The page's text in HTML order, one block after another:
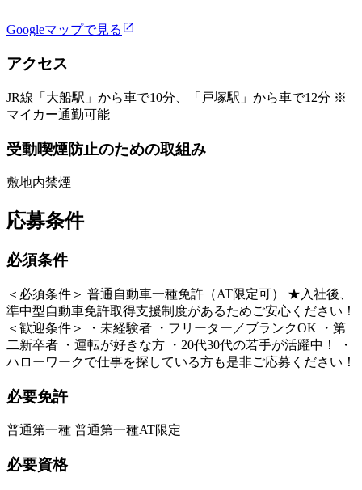
Googleマップで見る
アクセス
JR線「大船駅」から車で10分、「戸塚駅」から車で12分 ※
マイカー通勤可能
受動喫煙防止のための取組み
敷地内禁煙
応募条件
必須条件
＜必須条件＞ 普通自動車一種免許（AT限定可） ★入社後、
準中型自動車免許取得支援制度があるためご安心ください！
＜歓迎条件＞ ・未経験者 ・フリーター／ブランクOK ・第
二新卒者 ・運転が好きな方 ・20代30代の若手が活躍中！ ・
ハローワークで仕事を探している方も是非ご応募ください！
必要免許
普通第一種 普通第一種AT限定
必要資格